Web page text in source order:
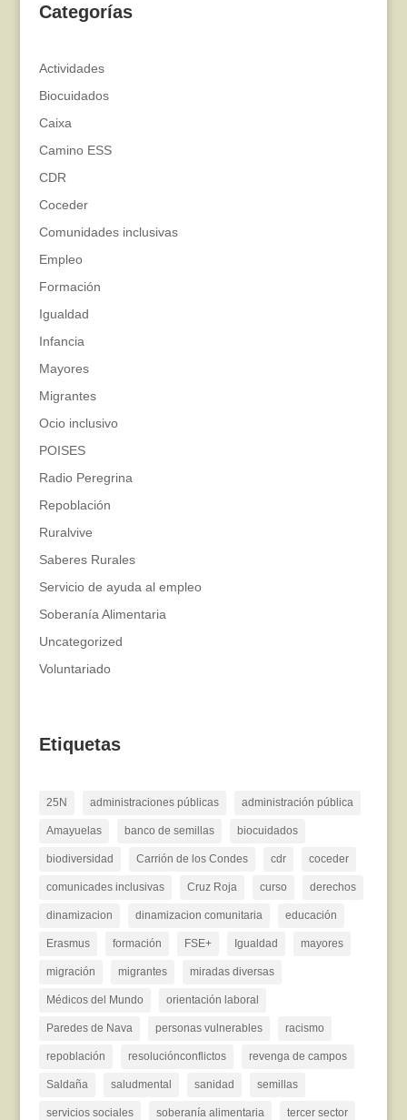
Categorías
Actividades
Biocuidados
Caixa
Camino ESS
CDR
Coceder
Comunidades inclusivas
Empleo
Formación
Igualdad
Infancia
Mayores
Migrantes
Ocio inclusivo
POISES
Radio Peregrina
Repoblación
Ruralvive
Saberes Rurales
Servicio de ayuda al empleo
Soberanía Alimentaria
Uncategorized
Voluntariado
Etiquetas
25N administraciones públicas administración pública
Amayuelas banco de semillas biocuidados
biodiversidad Carrión de los Condes cdr coceder
comunicades inclusivas Cruz Roja curso derechos
dinamizacion dinamizacion comunitaria educación
Erasmus formación FSE+ Igualdad mayores
migración migrantes miradas diversas
Médicos del Mundo orientación laboral
Paredes de Nava personas vulnerables racismo
repoblación resoluciónconflictos revenga de campos
Saldaña saludmental sanidad semillas
servicios sociales soberanía alimentaria tercer sector